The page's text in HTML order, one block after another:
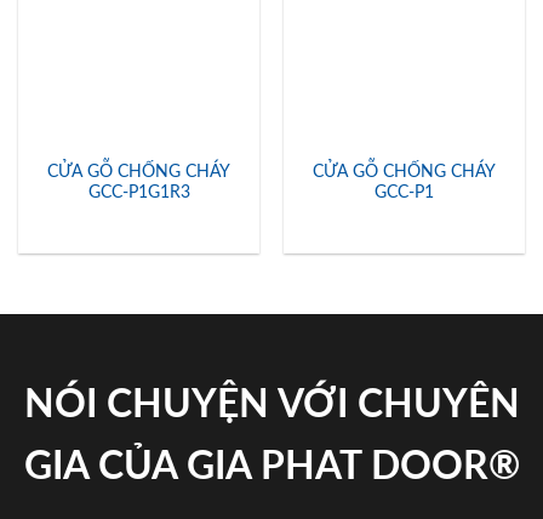
CỬA GỖ CHỐNG CHÁY
GCC-P1G1R3
CỬA GỖ CHỐNG CHÁY
GCC-P1
NÓI CHUYỆN VỚI CHUYÊN
GIA CỦA GIA PHAT DOOR®